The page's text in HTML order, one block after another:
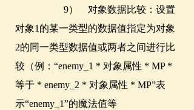
9） 对象数据比较：设置
对象1的某一类型的数据值指定为对象
2的同一类型数据值或两者之间进行比
较（例：“enemy_1 * 对象属性 * MP *
等于 * enemy_2 * 对象属性 * MP”表
示“enemy_1”的魔法值等